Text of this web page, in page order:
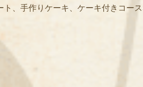
ト、手作りケーキ、ケーキ付きコー